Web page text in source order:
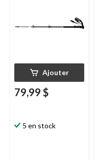
marche
Ajouter
79,99 $
5 en stock